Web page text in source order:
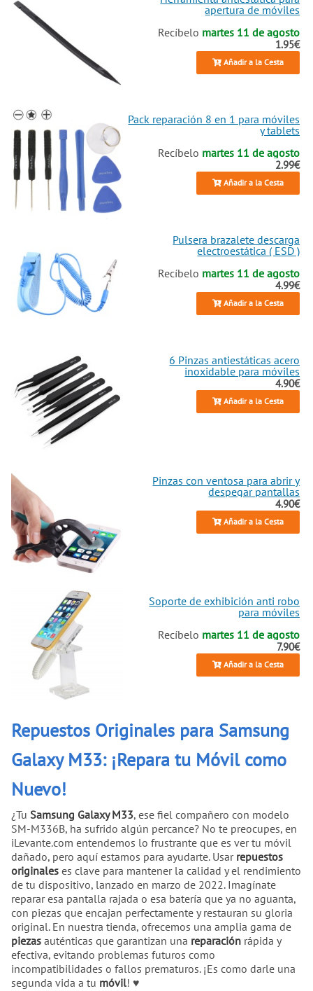
apertura de móviles
Recíbelo martes 11 de agosto
1.95€
Añadir a la Cesta
Pack reparación 8 en 1 para móviles
y tablets
Recíbelo martes 11 de agosto
2.99€
Añadir a la Cesta
Pulsera brazalete descarga
electroestática ( ESD )
Recíbelo martes 11 de agosto
4.99€
Añadir a la Cesta
6 Pinzas antiestáticas acero
inoxidable para móviles
4.90€
Añadir a la Cesta
Pinzas con ventosa para abrir y
despegar pantallas
4.90€
Añadir a la Cesta
Soporte de exhibición anti robo
para móviles
Recíbelo martes 11 de agosto
7.90€
Añadir a la Cesta
Repuestos Originales para Samsung
Galaxy M33: ¡Repara tu Móvil como
Nuevo!
¿Tu Samsung Galaxy M33, ese fiel compañero con modelo
SM-M336B, ha sufrido algún percance? No te preocupes, en
iLevante.com entendemos lo frustrante que es ver tu móvil
dañado, pero aquí estamos para ayudarte. Usar repuestos
originales es clave para mantener la calidad y el rendimiento
de tu dispositivo, lanzado en marzo de 2022. Imagínate
reparar esa pantalla rajada o esa batería que ya no aguanta,
con piezas que encajan perfectamente y restauran su gloria
original. En nuestra tienda, ofrecemos una amplia gama de
piezas auténticas que garantizan una reparación rápida y
efectiva, evitando problemas futuros como
incompatibilidades o fallos prematuros. ¡Es como darle una
segunda vida a tu móvil! ♥